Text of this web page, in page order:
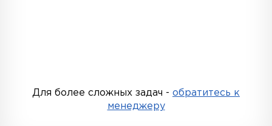
Для более сложных задач - обратитесь к
менеджеру